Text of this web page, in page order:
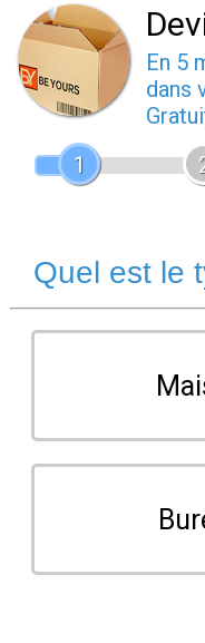
En 5
dans
1
Quel est le